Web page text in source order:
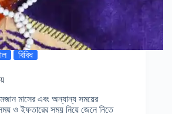
বিবিধ
মাসের এবং অন্যান্য সময়ের
ও ইফতারের সময় নিয়ে জেনে নিতে